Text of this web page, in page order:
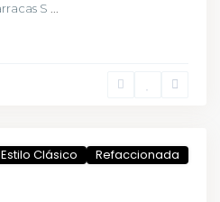
S
Estilo Clásico Refaccionada